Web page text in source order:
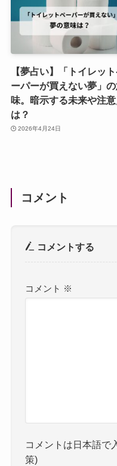
【夢占い】「トイレッ
ーパーが買えない夢」
味。暗示する未来や注
は？
2026年4月24日
コメント
コメントする
コメント ※
コメントは日本語で
策)